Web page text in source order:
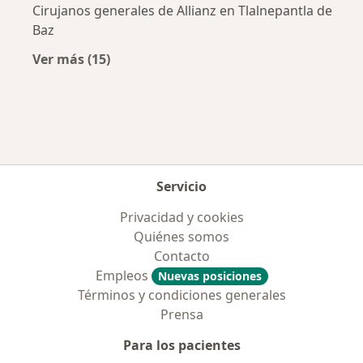
Cirujanos generales de Allianz en Tlalnepantla de
Baz
Ver más (15)
Servicio
Privacidad y cookies
Quiénes somos
Contacto
Empleos
Nuevas posiciones
Términos y condiciones generales
Prensa
Para los pacientes